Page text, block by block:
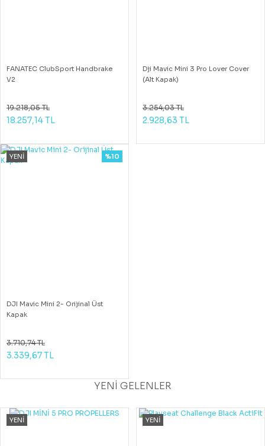
FANATEC ClubSport Handbrake
V2
19.218,05 TL
18.257,14 TL
Dji Mavic Mini 3 Pro Lover Cover
(Alt Kapak)
3.254,03 TL
2.928,63 TL
YENİ
DJI Mavic Mini 2- Orijinal Üst
Kapak
%10
3.710,74 TL
3.339,67 TL
YENİ GELENLER
YENİ YENİ